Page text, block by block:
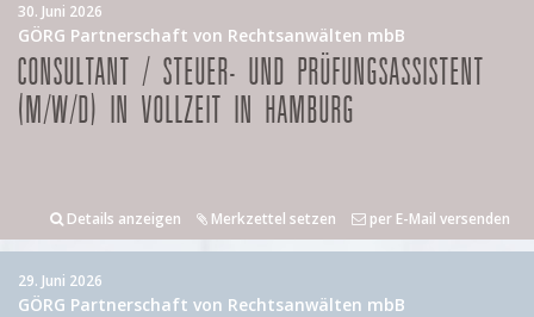
30. Juni 2026
GÖRG Partnerschaft von Rechtsanwälten mbB
CONSULTANT / STEUER- UND PRÜFUNGSASSISTENT
(M/W/D) IN VOLLZEIT IN HAMBURG
Details anzeigen Merkzettel setzen per E-Mail versenden
29. Juni 2026
GÖRG Partnerschaft von Rechtsanwälten mbB